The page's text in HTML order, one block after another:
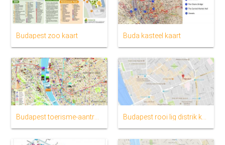
Budapest zoo kaart Buda kasteel kaart
Budapest rooi lig distrik kaart